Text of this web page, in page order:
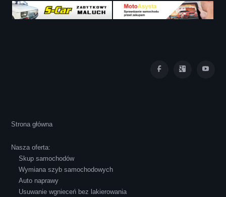
atmosferze, czego z reguły nie można
powiedzieć o innych firmach tego type.
Pozdrawiam i polecam!
Strona główna
Nasza oferta:
Skup samochodów
Wymiana szyb samochodowych
Auto naprawy
Usuwanie wgnieceń bez lakierowania